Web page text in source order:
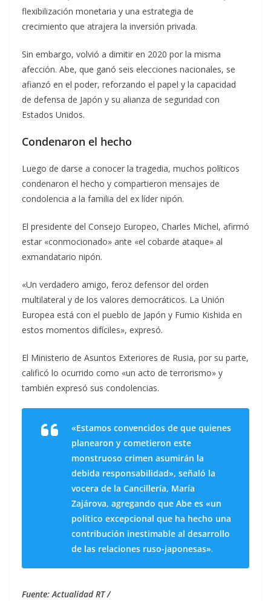
flexibilización monetaria y una estrategia de
crecimiento que atrajera la inversión privada.
Sin embargo, volvió a dimitir en 2020 por la misma
afección. Abe, que ganó seis elecciones nacionales, se
afianzó en el poder, reforzando el papel y la capacidad
de defensa de Japón y su alianza de seguridad con
Estados Unidos.
Condenaron el hecho
Luego de darse a conocer la tragedia, muchos políticos
condenaron el hecho y compartieron mensajes de
condolencia a la familia del ex líder nipón.
El presidente del Consejo Europeo, Charles Michel, afirmó
estar «conmocionado» ante «el cobarde ataque» al
exmandatario nipón.
«Un verdadero amigo, feroz defensor del orden
multilateral y de los valores democráticos. La Unión
Europea está con el pueblo de Japón y Fumio Kishida en
estos momentos difíciles», expresó.
El Ministerio de Asuntos Exteriores de Rusia, por su parte,
calificó lo ocurrido como «un acto de terrorismo» y
también expresó sus condolencias.
«Estamos convencidos de que quienes
planearon y cometieron este
monstruoso crimen asumirán la
debida responsabilidad», señaló la
vocera de la Cancillería, María
Zajárova, agregando que Abe es «un
político excepcional que ha hecho una
contribución inestimable al desarrollo
de las relaciones ruso-japonesas».
Fuente: Actualidad RT /